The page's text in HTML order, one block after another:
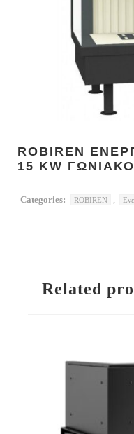
ROBIREN
15 KW ΓΩΝΙΑΚΟ
Categories: ROBIREN ,
Related